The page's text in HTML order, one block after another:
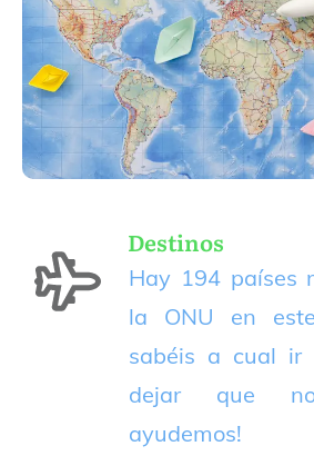
Destinos
Hay 194 países
la ONU en
sabéis a cual ir
dejar que
ayudemos!